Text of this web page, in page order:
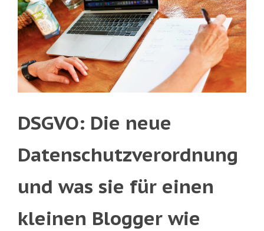
DSGVO: Die neue
Datenschutzverordnung
und was sie für einen
kleinen Blogger wie